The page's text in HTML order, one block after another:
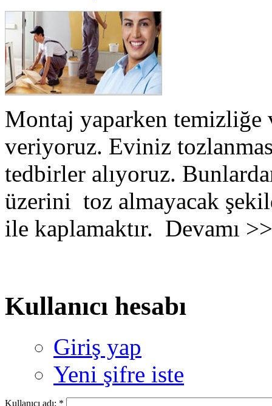
Montaj yaparken
veriyoruz. Eviniz
tedbirler alıyoruz.
üzerini toz almayacak
ile kaplamaktır. Devamı
Kullanıcı hesabı
Giriş yap
Yeni şifre iste
Kullanıcı adı: *